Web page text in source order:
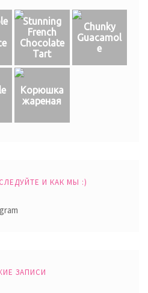
Stunning
French
Chocolate
Tart
Chunky
Guacamol
e
Корюшка
жареная
И КАК МЫ :)
ЗАПИСИ